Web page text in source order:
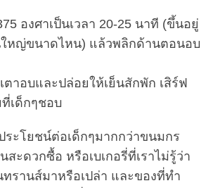
องศาเป็นเวลา 20-25 นาที (ขึ้นอยู่
หญ่ขนาดไหน) แล้วพลิกด้านตอนอบ
ตาอบและปล่อยให้เย็นสักพัก เสิร์ฟ
เด็กๆชอบ
ระโยชน์ต่อเด็กๆมากกว่าขนมกร
สะดวกซื้อ หรือเบเกอรี่ที่เราไม่รู้ว่า
รานส์มาหรือเปล่า และของที่ทำ